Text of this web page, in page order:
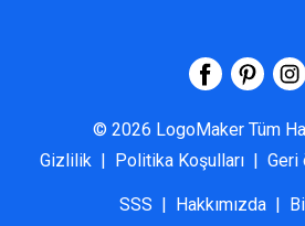
© 2026 LogoMaker Tüm
Gizlilik | Politika Koşulları | Geri
SSS | Hakkımızda |